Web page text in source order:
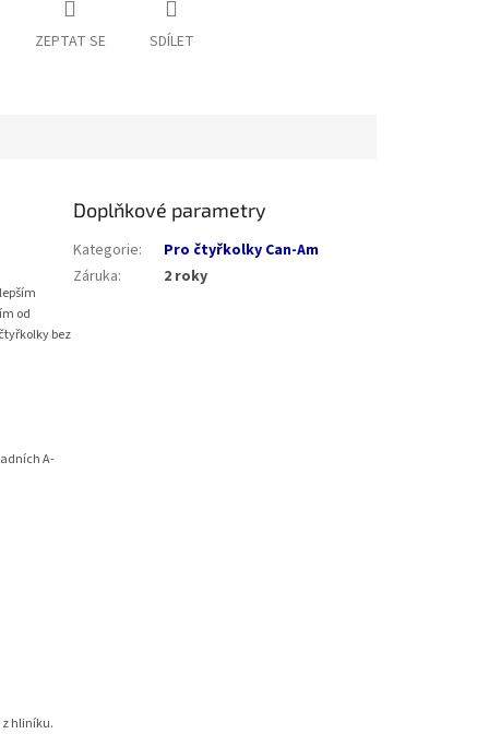
ZEPTAT SE SDÍLET
od
bez
A-
hliníku.
Doplňkové parametry
Kategorie:
Pro čtyřkolky Can-Am
Záruka: 2 roky